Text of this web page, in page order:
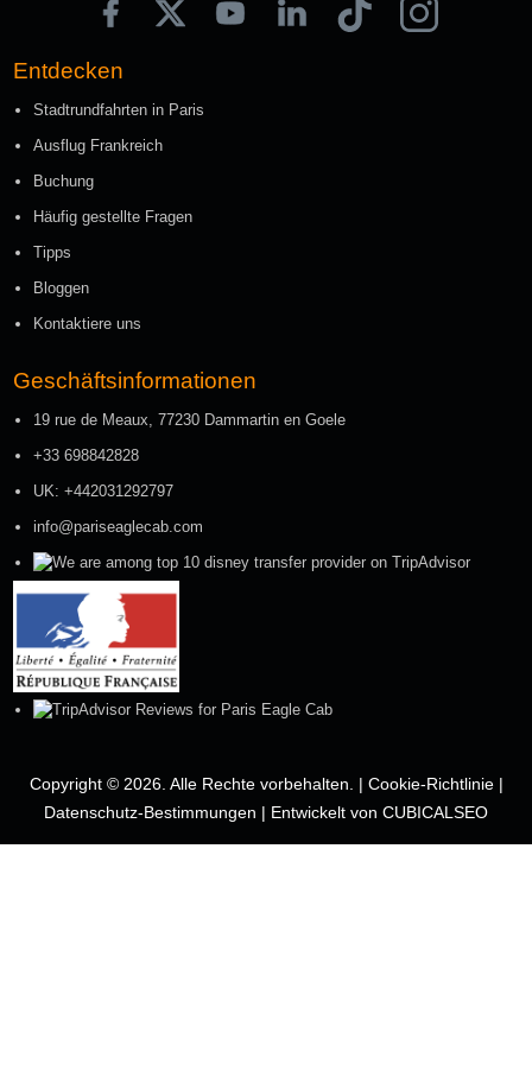
Entdecken
Stadtrundfahrten in Paris
Ausflug Frankreich
Buchung
Häufig gestellte Fragen
Tipps
Bloggen
Kontaktiere uns
Geschäftsinformationen
19 rue de Meaux, 77230 Dammartin en Goele
+33 698842828
UK: +442031292797
info@pariseaglecab.com
Copyright © 2026. Alle Rechte vorbehalten. | Cookie-Richtlinie|
Datenschutz-Bestimmungen | Entwickelt von CUBICALSEO